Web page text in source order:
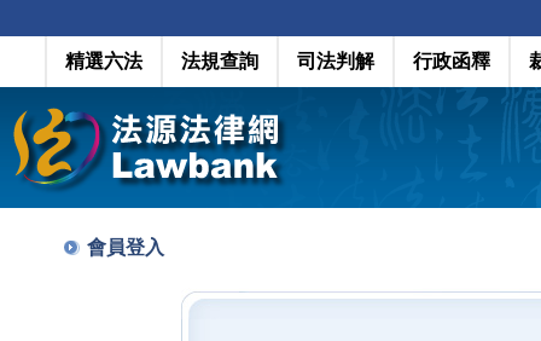
精選六法 法規查詢 司法判解 行政函釋
會員登入